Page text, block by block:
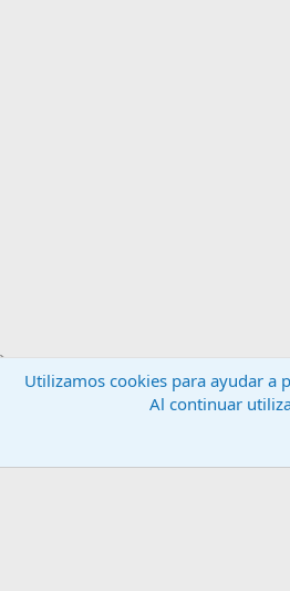
Utilizamos cookies para ayudar a
Al continuar